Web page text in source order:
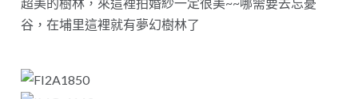
谷，在埔里這裡就有夢幻樹林了